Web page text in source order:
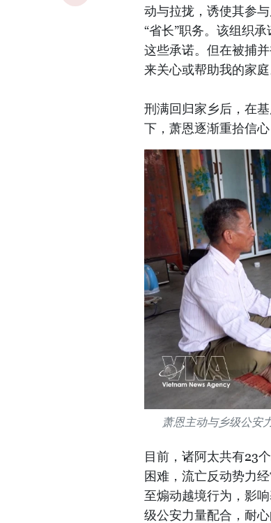
动与拉拢，诱使其参
“省长”职务。该组织
这些承诺。但在被捕
来关心或帮助我的家庭
刑满回归家乡后，在
下，萧恩逐渐重拾信心
萧恩主动与乡级公安
目前，诸阿太共有23
困难，流亡反动势力
至煽动越境行为，影
级公安力量配合，耐